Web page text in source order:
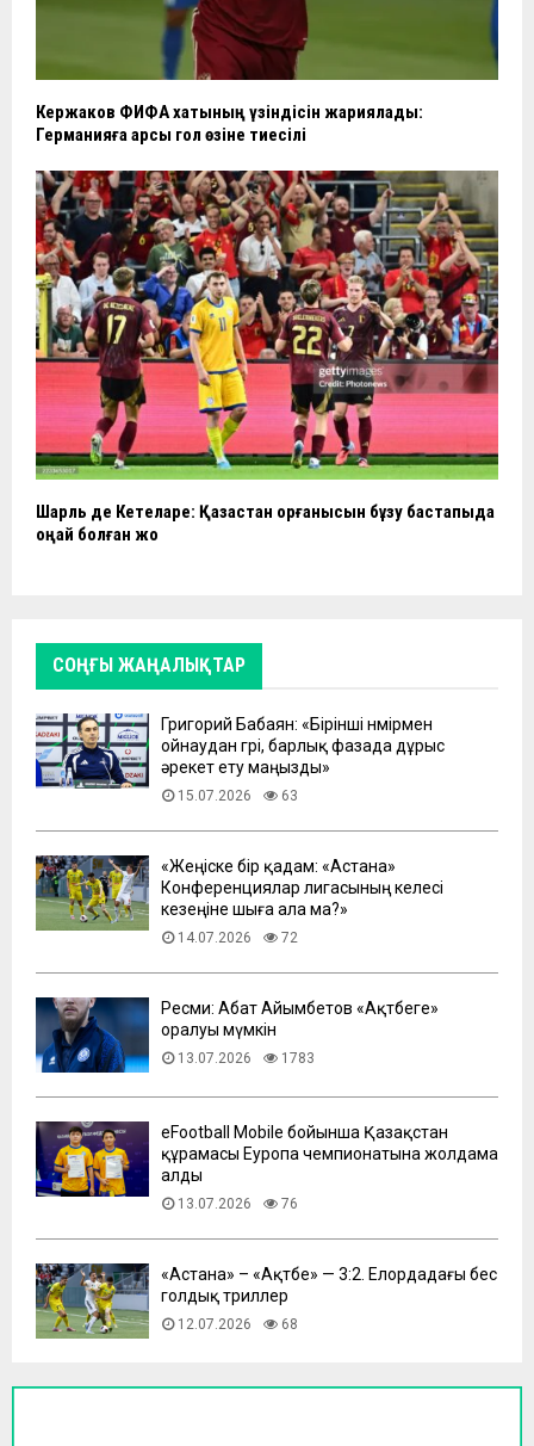
Кержаков ФИФА хатының үзіндісін жариялады:
Германияға қарсы гол өзіне тиесілі
Шарль де Кетеларе: Қазақстан қорғанысын бұзу бастапқыда
оңай болған жоқ
СОҢҒЫ ЖАҢАЛЫҚТАР
Григорий Бабаян: «Бірінші нөмірмен
ойнаудан гөрі, барлық фазада дұрыс
әрекет ету маңызды»
15.07.2026 63
«Жеңіске бір қадам: «Астана»
Конференциялар лигасының келесі
кезеңіне шыға ала ма?»
14.07.2026 72
Ресми: Абат Айымбетов «Ақтөбеге»
оралуы мүмкін
13.07.2026 1783
eFootball Mobile бойынша Қазақстан
құрамасы Еуропа чемпионатына жолдама
алды
13.07.2026 76
​«Астана» – «Ақтөбе» — 3:2. Елордадағы бес
голдық триллер
12.07.2026 68